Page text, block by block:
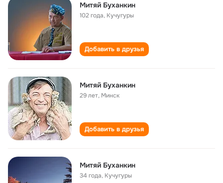
Митяй Буханкин
102 года, Кучугуры
Добавить в друзья
Митяй Буханкин
29 лет, Минск
Добавить в друзья
Митяй Буханкин
34 года, Кучугуры